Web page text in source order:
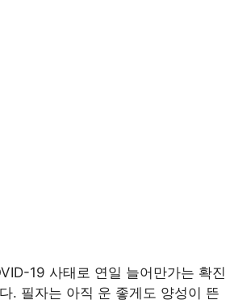
19 사태로 연일 늘어만가는 확진
. 필자는 아직 운 좋게도 양성이 뜬